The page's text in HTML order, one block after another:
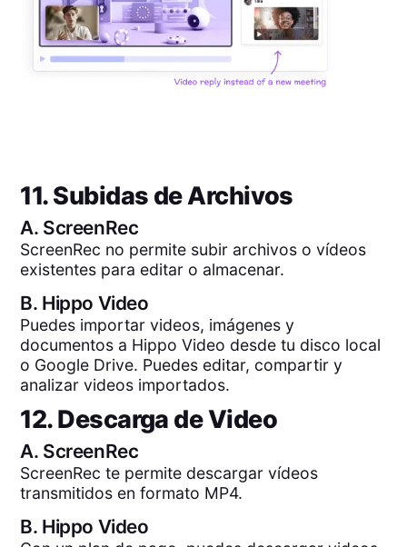
11. Subidas de Archivos
A. ScreenRec
ScreenRec no permite subir archivos o vídeos
existentes para editar o almacenar.
B. Hippo Video
Puedes importar videos, imágenes y
documentos a Hippo Video desde tu disco local
o Google Drive. Puedes editar, compartir y
analizar videos importados.
12. Descarga de Video
A. ScreenRec
ScreenRec te permite descargar vídeos
transmitidos en formato MP4.
B. Hippo Video